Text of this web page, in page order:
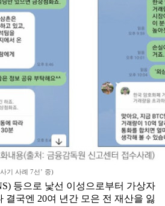
기 사례 7선’ 중)
등으로 낯선 이성으로부터 가상자
결국엔 20여 년간 모은 전 재산을 잃